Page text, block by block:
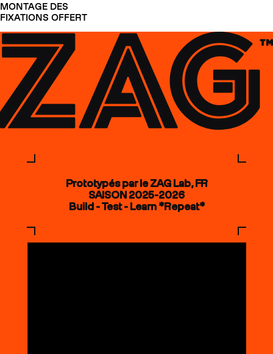
MONTAGE DES
FIXATIONS OFFERT
Prototypés par le ZAG Lab, FR
SAISON 2025-2026
Build - Test - Learn *Repeat*